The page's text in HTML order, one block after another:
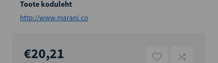
Toote koduleht
http://www.marani.co
€20,21